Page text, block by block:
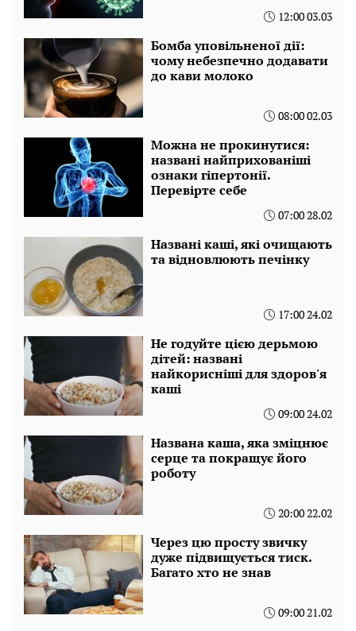
12:00 03.03
Бомба уповільненої дії:
чому небезпечно додавати
до кави молоко
08:00 02.03
Можна не прокинутися:
названі найприхованіші
ознаки гіпертонії.
Перевірте себе
07:00 28.02
Названі каші, які очищають
та відновлюють печінку
17:00 24.02
Не годуйте цією дерьмою
дітей: названі
найкорисніші для здоров'я
каші
09:00 24.02
Названа каша, яка зміцнює
серце та покращує його
роботу
20:00 22.02
Через цю просту звичку
дуже підвищується тиск.
Багато хто не знав
09:00 21.02